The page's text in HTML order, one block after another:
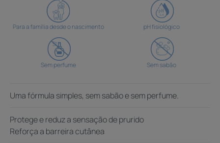
Para a família desde o nascimento pH fisiológico
Sem perfume Sem sabão
Uma fórmula simples, sem sabão e sem perfume.
Protege e reduz a sensação de prurido
Reforça a barreira cutânea